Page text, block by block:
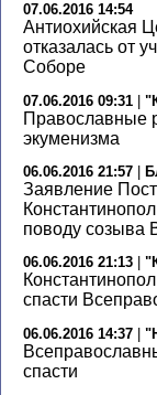
07.06.2016 14:54
Антиохийская
отказалась от
Соборе
07.06.2016 09:31
Православные
экуменизма
06.06.2016 21:57
Заявление
поводу созыва
06.06.2016 21:13
спасти
06.06.2016 14:37
спасти